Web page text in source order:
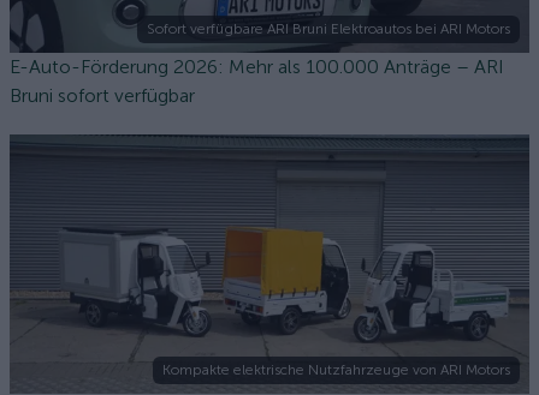
Sofort verfügbare ARI Bruni Elektroautos bei ARI Motors
E-Auto-Förderung 2026: Mehr als 100.000 Anträge – ARI
Bruni sofort verfügbar
Kompakte elektrische Nutzfahrzeuge von ARI Motors